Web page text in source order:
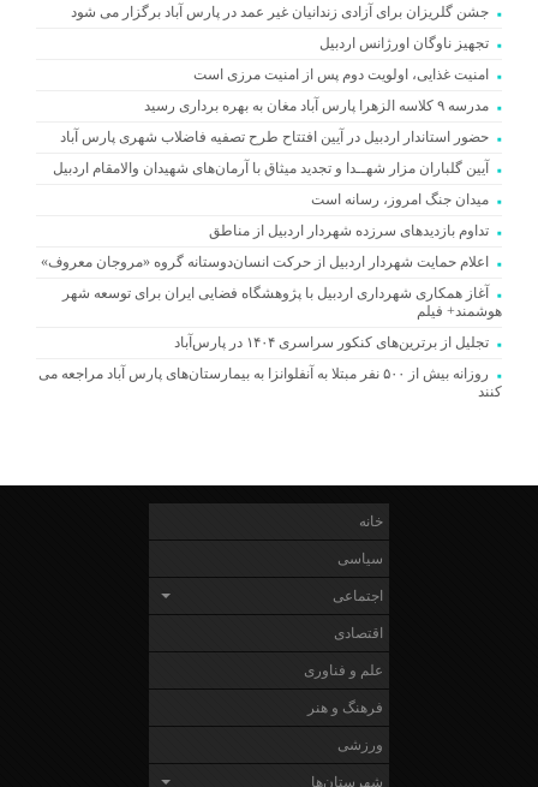
جشن گلریزان برای آزادی زندانیان غیر عمد در پارس آباد برگزار می شود
تجهیز ناوگان اورژانس اردبیل
امنیت غذایی، اولویت دوم پس از امنیت مرزی است
مدرسه ۹ کلاسه الزهرا پارس آباد مغان به بهره برداری رسید
حضور استاندار اردبیل در آیین افتتاح طرح تصفیه فاضلاب شهری پارس آباد
آیین گلباران مزار شهــدا و تجدید میثاق با آرمان‌های شهیدان والامقام اردبیل
میدان جنگ امروز، رسانه است
تداوم بازدیدهای سرزده شهردار اردبیل از مناطق
اعلام حمایت شهردار اردبیل از حرکت انسان‌دوستانه گروه «مروجان معروف»
آغاز همکاری شهرداری اردبیل با پژوهشگاه فضایی ایران برای توسعه شهر
هوشمند+ فیلم
تجلیل از برترین‌های کنکور سراسری ۱۴۰۴ در پارس‌آباد
روزانه بیش از ۵۰۰ نفر مبتلا به آنفلوانزا به بیمارستان‌های پارس آباد مراجعه می
کنند
خانه
سیاسی
اجتماعی
اقتصادی
علم و فناوری
فرهنگ و هنر
ورزشی
شهرستان‌ها